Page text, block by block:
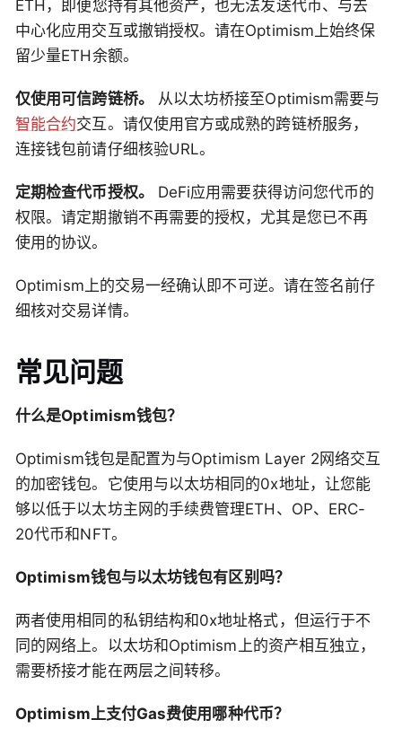
ETH，即便您持有其他资产，也无法发送代币、与去
中心化应用交互或撤销授权。请在Optimism上始终保
留少量ETH余额。
仅使用可信跨链桥。
从以太坊桥接至Optimism需要与
智能合约交互。请仅使用官方或成熟的跨链桥服务，
连接钱包前请仔细核验URL。
定期检查代币授权。
DeFi应用需要获得访问您代币的
权限。请定期撤销不再需要的授权，尤其是您已不再
使用的协议。
Optimism上的交易一经确认即不可逆。请在签名前仔
细核对交易详情。
常见问题
什么是Optimism钱包？
Optimism钱包是配置为与Optimism Layer 2网络交互
的加密钱包。它使用与以太坊相同的0x地址，让您能
够以低于以太坊主网的手续费管理ETH、OP、ERC-
20代币和NFT。
Optimism钱包与以太坊钱包有区别吗？
两者使用相同的私钥结构和0x地址格式，但运行于不
同的网络上。以太坊和Optimism上的资产相互独立，
需要桥接才能在两层之间转移。
Optimism上支付Gas费使用哪种代币？